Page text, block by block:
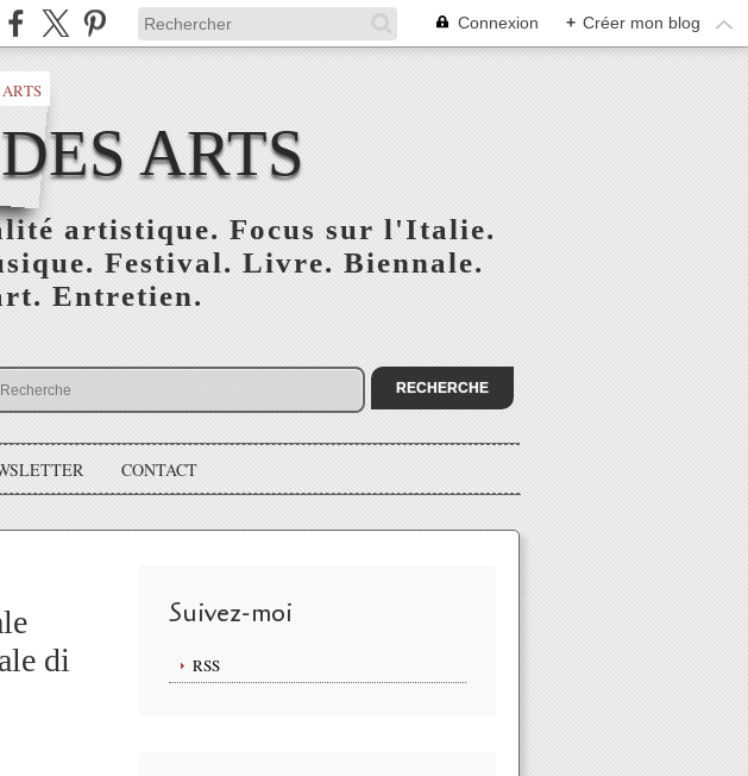
Connexion + Créer mon blog
ARTS
artistique. Focus sur l'Italie.
Festival. Livre. Biennale.
Entretien.
CONTACT
di
Suivez-moi
RSS